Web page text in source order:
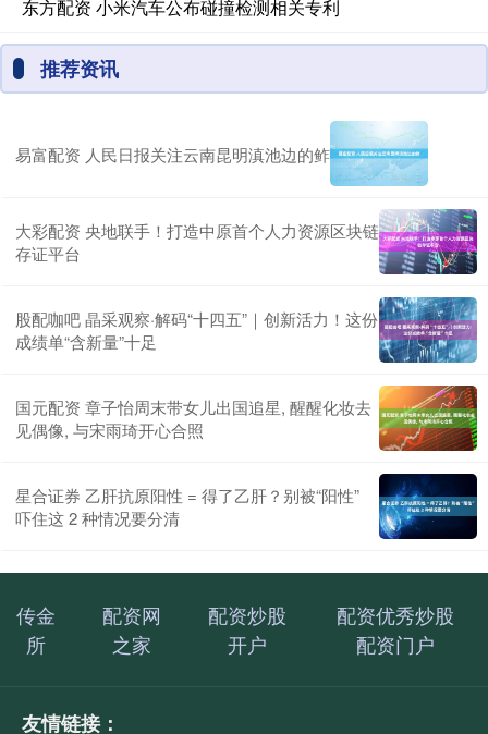
东方配资 小米汽车公布碰撞检测相关专利
推荐资讯
易富配资 人民日报关注云南昆明滇池边的鲊
大彩配资 央地联手！打造中原首个人力资源区块链
存证平台
股配咖吧 晶采观察·解码“十四五”｜创新活力！这份
成绩单“含新量”十足
国元配资 章子怡周末带女儿出国追星, 醒醒化妆去
见偶像, 与宋雨琦开心合照
星合证券 乙肝抗原阳性 = 得了乙肝？别被“阳性”
吓住这 2 种情况要分清
传金
所
配资网
之家
配资炒股
开户
配资优秀炒股
配资门户
友情链接：